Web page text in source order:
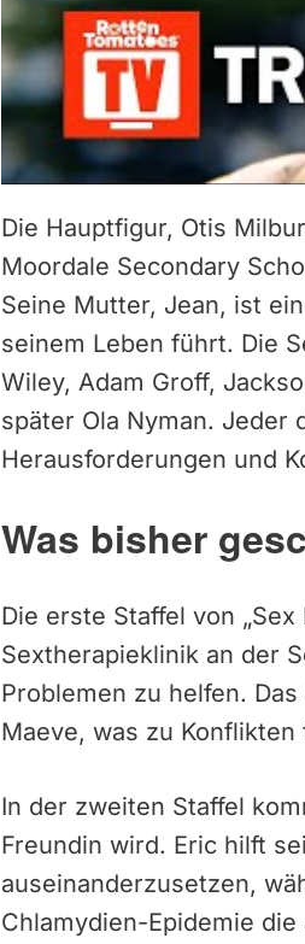
Die Hauptfigur, Otis
Moordale Secondary
Seine Mutter, Jean, ist
seinem Leben führt. Die
Wiley, Adam Groff,
später Ola Nyman. Jeder
Herausforderungen und
Was bisher
Die erste Staffel von
Sextherapieklinik an der
Problemen zu helfen.
Maeve, was zu Konflikten
In der zweiten Staffel
Freundin wird. Eric hilft
auseinanderzusetzen,
Chlamydien-Epidemie